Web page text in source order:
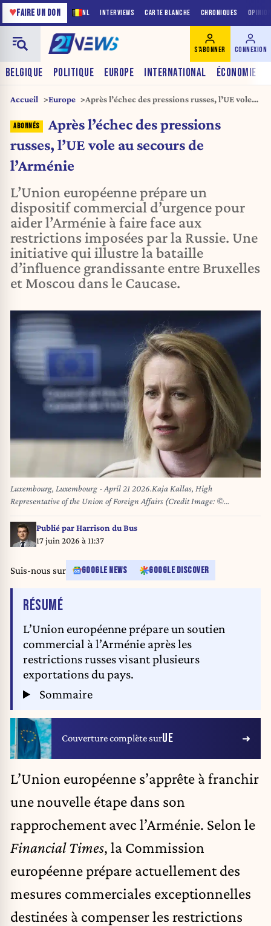
NL INTERVIEWS CARTE BLANCHE CHRONIQUES
♥FAIRE UN DON
BELGIQUE POLITIQUE EUROPE INTERNATIONAL ÉCONOMIE
S'ABONNER CONNEXION
Accueil Europe
Après l’échec des pressions russes, l’UE vole
Après l’échec des pressions
russes, l’UE vole au secours de
l’Arménie
L’Union européenne prépare un
dispositif commercial d’urgence pour
aider l’Arménie à faire face aux
restrictions imposées par la Russie. Une
initiative qui illustre la bataille
d’influence grandissante entre Bruxelles
et Moscou dans le Caucase.
Luxembourg, Luxembourg - April 21 2026.Kaja Kallas, High
Representative of the Union of Foreign Affairs (Credit Image: ©
Lenoir/ROPI via ZUMA Press)
Publié parHarrison du Bus
17 juin 2026 à 11:37
Suis-nous sur GOOGLE NEWS GOOGLE DISCOVER
RÉSUMÉDE L'ARTICLE
L’Union européenne prépare un soutien
commercial à l’Arménie après les
restrictions russes visant plusieurs
exportations du pays.
Sommaire
Couverture complète surUE
L’Union européenne s’apprête à franchir
une nouvelle étape dans son
rapprochement avec l’Arménie. Selon le
Financial Times, la Commission
européenne prépare actuellement des
mesures commerciales exceptionnelles
destinées à compenser les restrictions